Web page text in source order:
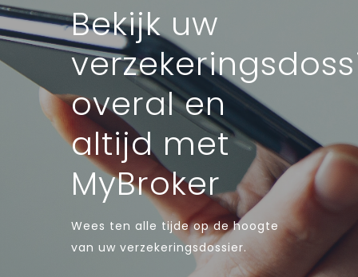
Bekijk uw
overal en
altijd met
MyBroker
Wees ten alle tijde op de hoogte
van uw verzekeringsdossier.